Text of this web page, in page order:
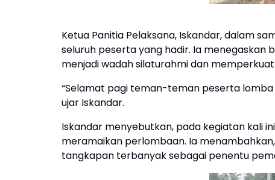
Ketua Panitia Pelaksana, Iskandar, dalam
seluruh peserta yang hadir. Ia menegaskan
menjadi wadah silaturahmi dan
“Selamat pagi teman-teman peserta lomba
ujar Iskandar.
Iskandar menyebutkan, pada kegiatan kali
meramaikan perlombaan. Ia
tangkapan terbanyak sebagai penentu